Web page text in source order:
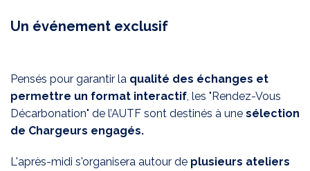
Un événement exclusif
Pensés pour garantir la qualité des échanges et
permettre un format interactif, les "Rendez-Vous
Décarbonation" de l’AUTF sont destinés à une sélection
de Chargeurs engagés.
L'après-midi s'organisera autour de plusieurs ateliers